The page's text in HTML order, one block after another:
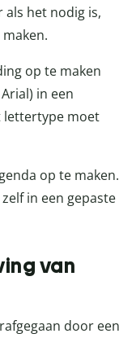
als het nodig is,
op te maken
in een
lettertype moet
op te maken.
in een gepaste
van
door een